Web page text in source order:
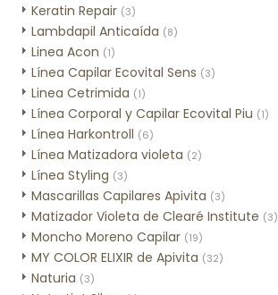
Keratin Repair (3)
Lambdapil Anticaída (8)
Linea Acon (1)
Línea Capilar Ecovital Sens (3)
Linea Cetrimida (1)
Línea Corporal y Capilar Ecovital Piu (1)
Línea Harkontroll (6)
Línea Matizadora violeta (2)
Línea Styling (3)
Mascarillas Capilares Apivita (3)
Matizador Violeta de Clearé Institute (3)
Moncho Moreno Capilar (19)
MY COLOR ELIXIR de Apivita (32)
Naturia (3)